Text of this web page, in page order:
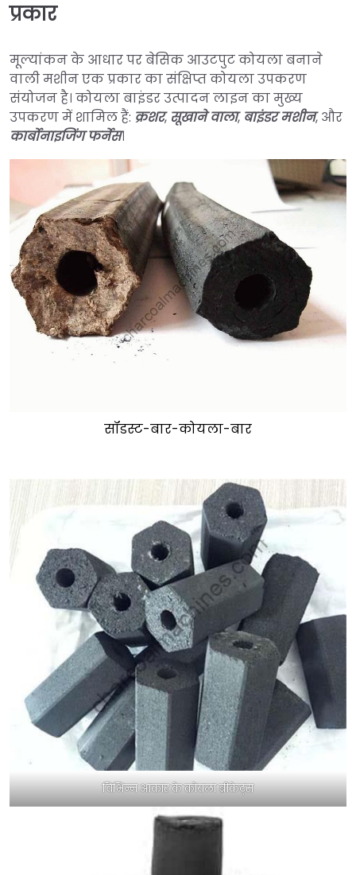
प्रकार
मूल्यांकन के आधार पर बेसिक आउटपुट कोयला बनाने
वाली मशीन एक प्रकार का संक्षिप्त कोयला उपकरण
संयोजन है। कोयला बाइंडर उत्पादन लाइन का मुख्य
उपकरण में शामिल हैं: क्रशर, सूखाने वाला, बाइंडर मशीन, और
कार्बोनाइजिंग फर्नेस।
सॉडस्ट-बार-कोयला-बार
विभिन्न आकार के कोयला ब्रीकेट्स